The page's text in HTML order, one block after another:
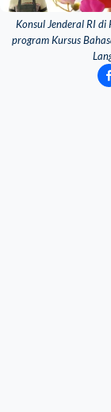
Konsul Jenderal RI
program Kursus